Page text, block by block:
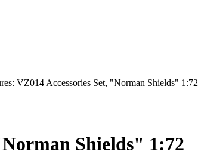
VZ014 Accessories Set, "Norman Shields" 1:72
Shields" 1:72